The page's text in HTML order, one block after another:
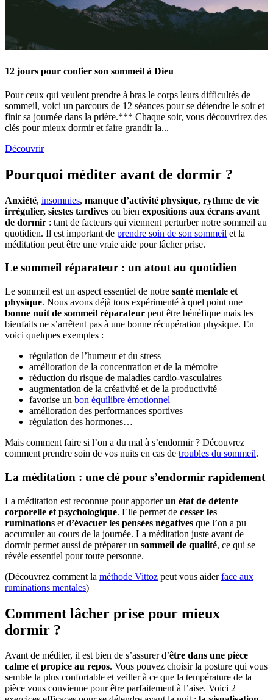
12 jours pour confier son sommeil à Dieu
Pour ceux qui veulent prendre à bras le corps leurs difficultés de
sommeil, voici un parcours de 12 séances pour se détendre le soir et
finir sa journée dans la prière.*** Chaque soir, vous découvrirez des
clés pour mieux dormir et faire grandir la...
Découvrir
Pourquoi méditer avant de dormir ?
Anxiété, insomnies, manque d’activité physique, rythme de vie
irrégulier, siestes tardives ou bien expositions aux écrans avant
de dormir : tant de facteurs qui viennent perturber notre sommeil au
quotidien. Il est important de prendre soin de son sommeil et la
méditation peut être une vraie aide pour lâcher prise.
Le sommeil réparateur : un atout au quotidien
Le sommeil est un aspect essentiel de notre santé mentale et
physique. Nous avons déjà tous expérimenté à quel point une
bonne nuit de sommeil réparateur peut être bénéfique mais les
bienfaits ne s’arrêtent pas à une bonne récupération physique. En
voici quelques exemples :
régulation de l’humeur et du stress
amélioration de la concentration et de la mémoire
réduction du risque de maladies cardio-vasculaires
augmentation de la créativité et de la productivité
favorise un bon équilibre émotionnel
amélioration des performances sportives
régulation des hormones…
Mais comment faire si l’on a du mal à s’endormir ? Découvrez
comment prendre soin de vos nuits en cas de troubles du sommeil.
La méditation : une clé pour s’endormir rapidement
La méditation est reconnue pour apporterun état de détente
corporelle et psychologique. Elle permet de cesser les
ruminations et d’évacuer les pensées négatives que l’on a pu
accumuler au cours de la journée. La méditation juste avant de
dormir permet aussi de préparer un sommeil de qualité, ce qui se
révèle essentiel pour toute personne.
(Découvrez comment la méthode Vittoz peut vous aiderface aux
ruminations mentales)
Comment lâcher prise pour mieux
dormir ?
Avant de méditer, il est bien de s’assurer d’être dans une pièce
calme et propice au repos. Vous pouvez choisir la posture qui vous
semble la plus confortable et veiller à ce que la température de la
pièce vous convienne pour être parfaitement à l’aise. Voici 2